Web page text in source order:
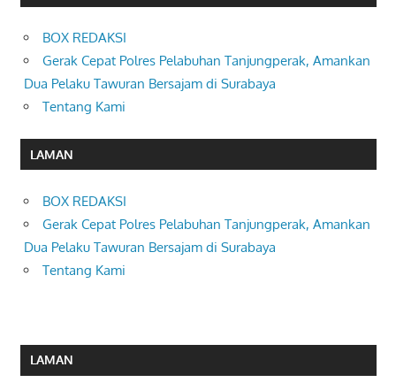
BOX REDAKSI
Gerak Cepat Polres Pelabuhan Tanjungperak, Amankan
Dua Pelaku Tawuran Bersajam di Surabaya
Tentang Kami
LAMAN
BOX REDAKSI
Gerak Cepat Polres Pelabuhan Tanjungperak, Amankan
Dua Pelaku Tawuran Bersajam di Surabaya
Tentang Kami
LAMAN